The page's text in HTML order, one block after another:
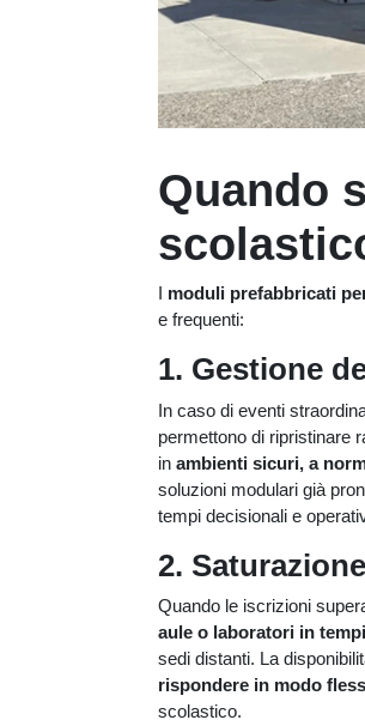
Quando
I moduli prefabbricati
e frequenti:
1. Gestione
In caso di eventi
permettono di ripristinare
in ambienti sicuri, a
soluzioni modulari già
tempi decisionali e
2.
Quando le iscrizioni
aule o laboratori in
sedi distanti. La
rispondere in modo
scolastico.